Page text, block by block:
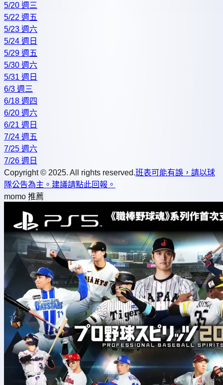
5/20 週三
5/22 週五
5/23 週六
5/24 週日
5/29 週五
5/30 週六
5/31 週日
6/3 週三
6/18 週四
6/20 週六
6/21 週日
7/24 週五
7/25 週六
7/26 週日
Copyright © 2025. All rights reserved.班表可能有誤，請以球
隊公告為主。建議請點此回報。
momo 推薦